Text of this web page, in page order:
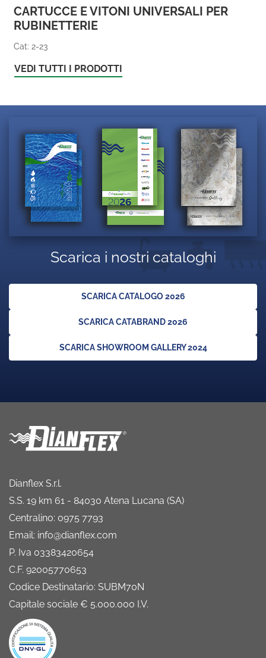
CARTUCCE E VITONI UNIVERSALI PER
RUBINETTERIE
Cat: 2-23
VEDI TUTTI I PRODOTTI
Scarica i nostri cataloghi
SCARICA CATALOGO 2026
SCARICA CATABRAND 2026
SCARICA SHOWROOM GALLERY 2024
Dianflex S.r.l.
S.S. 19 km 61 - 84030 Atena Lucana (SA)
Centralino: 0975 7793
Email: info@dianflex.com
P. Iva 03383420654
C.F. 92005770653
Codice Destinatario: SUBM70N
Capitale sociale € 5.000.000 I.V.